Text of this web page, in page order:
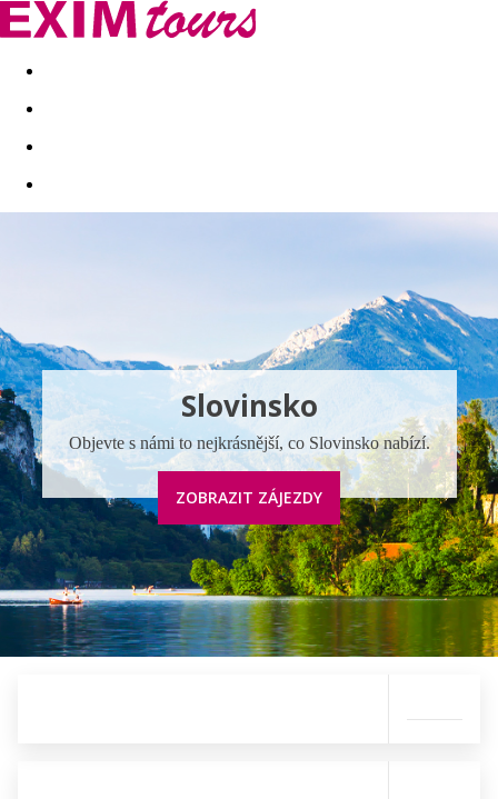
Akční nabídky Last minute
Slovinsko
Objevte s námi to nejkrásnější, co Slovinsko nabízí.
ZOBRAZIT ZÁJEZDY